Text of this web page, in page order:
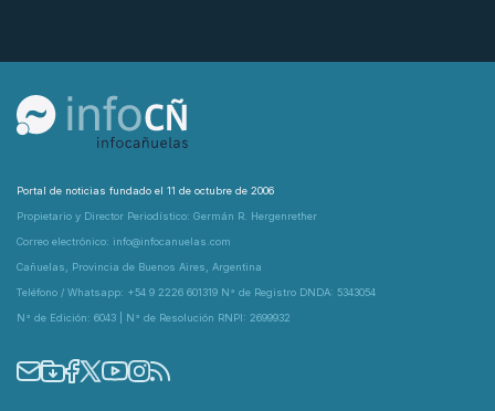
Portal de noticias fundado el 11 de octubre de 2006
Propietario y Director Periodístico: Germán R. Hergenrether
Correo electrónico: info@infocanuelas.com
Cañuelas, Provincia de Buenos Aires, Argentina
Teléfono / Whatsapp: +54 9 2226 601319 N° de Registro DNDA: 5343054
N° de Edición: 6043 | N° de Resolución RNPI: 2699932